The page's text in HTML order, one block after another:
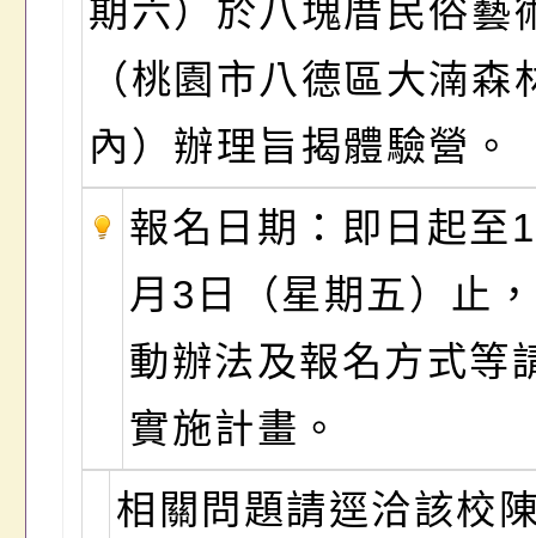
期六）於八塊厝民俗藝
（桃園市八德區大湳森
內）辦理旨揭體驗營。
報名日期：即日起至
月3日（星期五）止
動辦法及報名方式等
實施計畫。
相關問題請逕洽該校